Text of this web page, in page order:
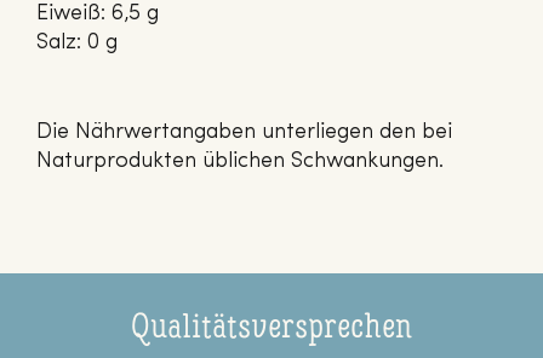
Eiweiß: 6,5 g
Salz: 0 g
Die Nährwertangaben unterliegen den bei
Naturprodukten üblichen Schwankungen.
Qualitätsversprechen